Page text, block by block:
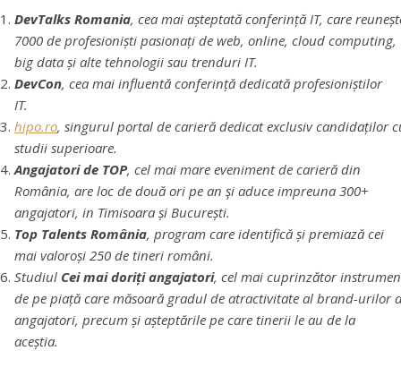
DevTalks Romania, cea mai așteptată conferință IT, care
7000 de profesioniști pasionați de web, online, cloud computing,
big data și alte tehnologii sau trenduri IT.
DevCon, cea mai influentă conferință dedicată profesioniștilor
IT.
hipo.ro, singurul portal de carieră dedicat exclusiv candidaților
studii superioare.
Angajatori de TOP, cel mai mare eveniment de carieră din
România, are loc de două ori pe an şi aduce impreuna 300+
angajatori, in Timisoara și București.
Top Talents România, program care identifică și premiază cei
mai valoroși 250 de tineri români.
Studiul Cei mai doriți angajatori, cel mai cuprinzător
de pe piață care măsoară gradul de atractivitate al brand-urilor
angajatori, precum și așteptările pe care tinerii le au de la
aceștia.